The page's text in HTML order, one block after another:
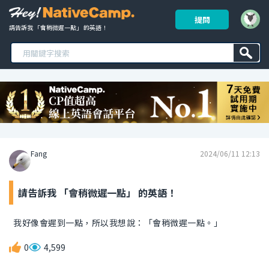
請告訴我 「會稍微遲一點」 的英語！
提問
Fang 2024/06/11 12:13
請告訴我 「會稍微遲一點」 的英語！
我好像會遲到一點，所以我想說：「會稍微遲一點。」
0 4,599